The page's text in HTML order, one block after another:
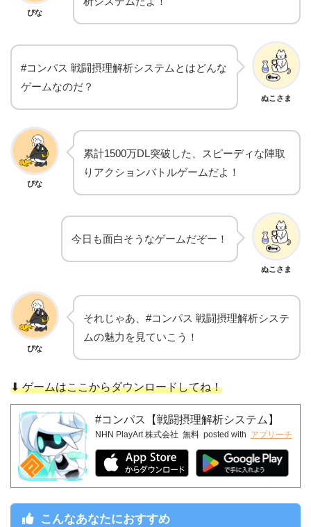
ぴな
ぬこさま
#コンパス 戦闘摂理解析システムとはどんな
ゲームなのだ？
ぴな
累計1500万DL突破した、スピーディな陣取
りアクションバトルゲームだよ！
ぬこさま
今日も面白そうなゲームだぞー！
ぴな
それじゃあ、#コンパス 戦闘摂理解析システ
ムの魅力を見ていこう！
⬇︎ ゲームはここからダウンロードしてね！
#コンパス【戦闘摂理解析システム】
NHN PlayArt 株式会社 無料 posted with アプリーチ
こんなあなたにおすすめ